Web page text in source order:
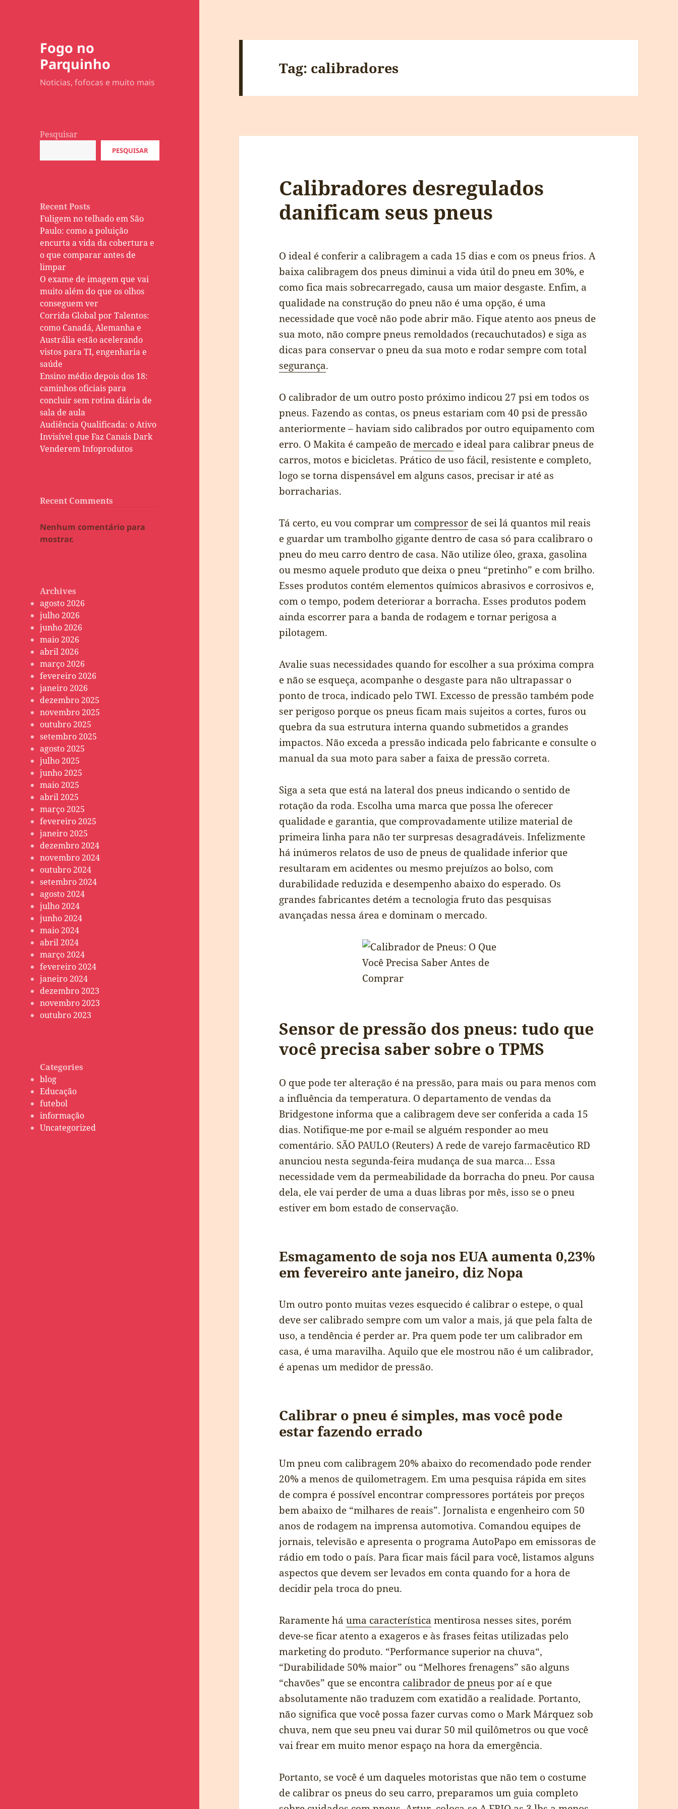
Fogo no
Parquinho
Noticias, fofocas e muito mais
Pesquisar
PESQUISAR
Recent Posts
Fuligem no telhado em São
Paulo: como a poluição
encurta a vida da cobertura e
o que comparar antes de
limpar
O exame de imagem que vai
muito além do que os olhos
conseguem ver
Corrida Global por Talentos:
como Canadá, Alemanha e
Austrália estão acelerando
vistos para TI, engenharia e
saúde
Ensino médio depois dos 18:
caminhos oficiais para
concluir sem rotina diária de
sala de aula
Audiência Qualificada: o Ativo
Invisível que Faz Canais Dark
Venderem Infoprodutos
Recent Comments
Nenhum comentário para
mostrar.
Archives
agosto 2026
julho 2026
junho 2026
maio 2026
abril 2026
março 2026
fevereiro 2026
janeiro 2026
dezembro 2025
novembro 2025
outubro 2025
setembro 2025
agosto 2025
julho 2025
junho 2025
maio 2025
abril 2025
março 2025
fevereiro 2025
janeiro 2025
dezembro 2024
novembro 2024
outubro 2024
setembro 2024
agosto 2024
julho 2024
junho 2024
maio 2024
abril 2024
março 2024
fevereiro 2024
janeiro 2024
dezembro 2023
novembro 2023
outubro 2023
Categories
blog
Educação
futebol
informação
Uncategorized
Tag: calibradores
Calibradores desregulados
danificam seus pneus
O ideal é conferir a calibragem a cada 15 dias e com os pneus frios. A
baixa calibragem dos pneus diminui a vida útil do pneu em 30%, e
como fica mais sobrecarregado, causa um maior desgaste. Enfim, a
qualidade na construção do pneu não é uma opção, é uma
necessidade que você não pode abrir mão. Fique atento aos pneus de
sua moto, não compre pneus remoldados (recauchutados) e siga as
dicas para conservar o pneu da sua moto e rodar sempre com total
segurança.
O calibrador de um outro posto próximo indicou 27 psi em todos os
pneus. Fazendo as contas, os pneus estariam com 40 psi de pressão
anteriormente – haviam sido calibrados por outro equipamento com
erro. O Makita é campeão demercado e ideal para calibrar pneus de
carros, motos e bicicletas. Prático de uso fácil, resistente e completo,
logo se torna dispensável em alguns casos, precisar ir até as
borracharias.
Tá certo, eu vou comprar um compressor de sei lá quantos mil reais
e guardar um trambolho gigante dentro de casa só para ccalibraro o
pneu do meu carro dentro de casa. Não utilize óleo, graxa, gasolina
ou mesmo aquele produto que deixa o pneu “pretinho” e com brilho.
Esses produtos contém elementos químicos abrasivos e corrosivos e,
com o tempo, podem deteriorar a borracha. Esses produtos podem
ainda escorrer para a banda de rodagem e tornar perigosa a
pilotagem.
Avalie suas necessidades quando for escolher a sua próxima compra
e não se esqueça, acompanhe o desgaste para não ultrapassar o
ponto de troca, indicado pelo TWI. Excesso de pressão também pode
ser perigoso porque os pneus ficam mais sujeitos a cortes, furos ou
quebra da sua estrutura interna quando submetidos a grandes
impactos. Não exceda a pressão indicada pelo fabricante e consulte o
manual da sua moto para saber a faixa de pressão correta.
Siga a seta que está na lateral dos pneus indicando o sentido de
rotação da roda. Escolha uma marca que possa lhe oferecer
qualidade e garantia, que comprovadamente utilize material de
primeira linha para não ter surpresas desagradáveis. Infelizmente
há inúmeros relatos de uso de pneus de qualidade inferior que
resultaram em acidentes ou mesmo prejuízos ao bolso, com
durabilidade reduzida e desempenho abaixo do esperado. Os
grandes fabricantes detém a tecnologia fruto das pesquisas
avançadas nessa área e dominam o mercado.
Sensor de pressão dos pneus: tudo que
você precisa saber sobre o TPMS
O que pode ter alteração é na pressão, para mais ou para menos com
a influência da temperatura. O departamento de vendas da
Bridgestone informa que a calibragem deve ser conferida a cada 15
dias. Notifique-me por e-mail se alguém responder ao meu
comentário. SÃO PAULO (Reuters) A rede de varejo farmacêutico RD
anunciou nesta segunda-feira mudança de sua marca… Essa
necessidade vem da permeabilidade da borracha do pneu. Por causa
dela, ele vai perder de uma a duas libras por mês, isso se o pneu
estiver em bom estado de conservação.
Esmagamento de soja nos EUA aumenta 0,23%
em fevereiro ante janeiro, diz Nopa
Um outro ponto muitas vezes esquecido é calibrar o estepe, o qual
deve ser calibrado sempre com um valor a mais, já que pela falta de
uso, a tendência é perder ar. Pra quem pode ter um calibrador em
casa, é uma maravilha. Aquilo que ele mostrou não é um calibrador,
é apenas um medidor de pressão.
Calibrar o pneu é simples, mas você pode
estar fazendo errado
Um pneu com calibragem 20% abaixo do recomendado pode render
20% a menos de quilometragem. Em uma pesquisa rápida em sites
de compra é possível encontrar compressores portáteis por preços
bem abaixo de “milhares de reais”. Jornalista e engenheiro com 50
anos de rodagem na imprensa automotiva. Comandou equipes de
jornais, televisão e apresenta o programa AutoPapo em emissoras de
rádio em todo o país. Para ficar mais fácil para você, listamos alguns
aspectos que devem ser levados em conta quando for a hora de
decidir pela troca do pneu.
Raramente háuma característica mentirosa nesses sites, porém
deve-se ficar atento a exageros e às frases feitas utilizadas pelo
marketing do produto. “Performance superior na chuva“,
“Durabilidade 50% maior” ou “Melhores frenagens” são alguns
“chavões” que se encontra calibrador de pneus por aí e que
absolutamente não traduzem com exatidão a realidade. Portanto,
não significa que você possa fazer curvas como o Mark Márquez sob
chuva, nem que seu pneu vai durar 50 mil quilômetros ou que você
vai frear em muito menor espaço na hora da emergência.
Portanto, se você é um daqueles motoristas que não tem o costume
de calibrar os pneus do seu carro, preparamos um guia completo